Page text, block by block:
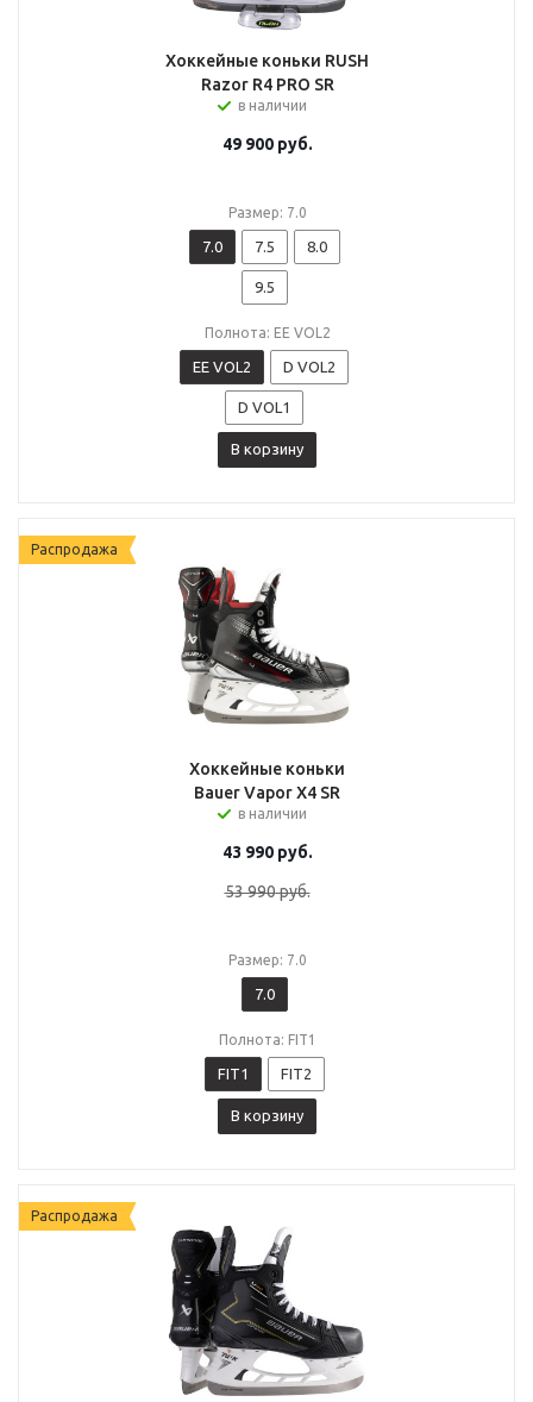
Хоккейные коньки RUSH
Razor R4 PRO SR
в наличии
49 900руб.
Размер: 7.0
7.0 7.5 8.0
9.5
Полнота: EE VOL2
EE VOL2 D VOL2
D VOL1
В корзину
Распродажа
Хоккейные коньки
Bauer Vapor X4 SR
в наличии
43 990руб.
53 990руб.
Размер: 7.0
7.0
Полнота: FIT1
FIT1 FIT2
В корзину
Распродажа